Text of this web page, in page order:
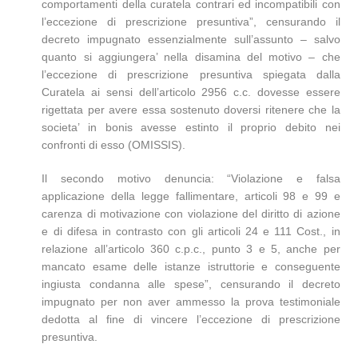
comportamenti della curatela contrari ed incompatibili con
l’eccezione di prescrizione presuntiva”, censurando il
decreto impugnato essenzialmente sull’assunto – salvo
quanto si aggiungera’ nella disamina del motivo – che
l’eccezione di prescrizione presuntiva spiegata dalla
Curatela ai sensi dell’articolo 2956 c.c. dovesse essere
rigettata per avere essa sostenuto doversi ritenere che la
societa’ in bonis avesse estinto il proprio debito nei
confronti di esso (OMISSIS).
Il secondo motivo denuncia: “Violazione e falsa
applicazione della legge fallimentare, articoli 98 e 99 e
carenza di motivazione con violazione del diritto di azione
e di difesa in contrasto con gli articoli 24 e 111 Cost., in
relazione all’articolo 360 c.p.c., punto 3 e 5, anche per
mancato esame delle istanze istruttorie e conseguente
ingiusta condanna alle spese”, censurando il decreto
impugnato per non aver ammesso la prova testimoniale
dedotta al fine di vincere l’eccezione di prescrizione
presuntiva.